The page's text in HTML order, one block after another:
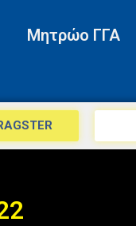
Μητρώο ΓΓΑ